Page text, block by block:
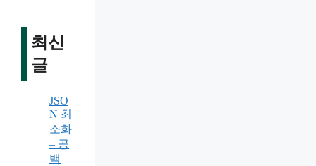
최신
글
JSO
N 최
소화
– 공
백